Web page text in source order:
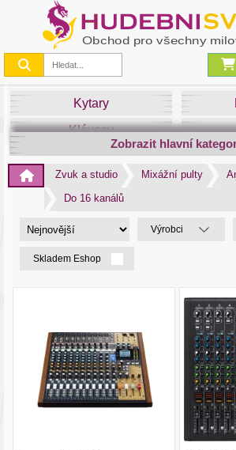
Kytary
Klávesy
Smyčce
Zobrazit hlavní
Zvuk a studio Mixážní pulty
Do 16 kanálů
Výrobci
Skladem Eshop